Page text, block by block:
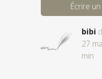
Écrire
bibi
27
min